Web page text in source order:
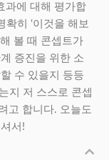
과에 대해 평가합
히 ‘이것을 해보
볼 때 콘셉트가
증진을 위한 소
수 있을지 등등
지 저 스스로 콘셉
고 합니다. 오늘도
서!